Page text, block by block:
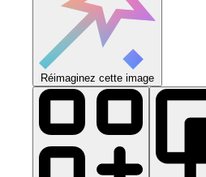
Réimaginez cette image